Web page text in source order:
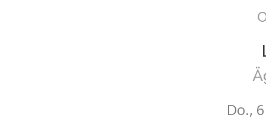
Do.,